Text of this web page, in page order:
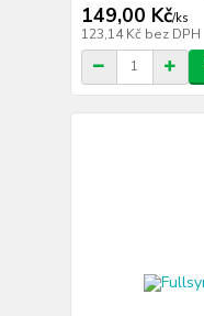
149,00 Kč/ks
123,14 Kč bez DPH